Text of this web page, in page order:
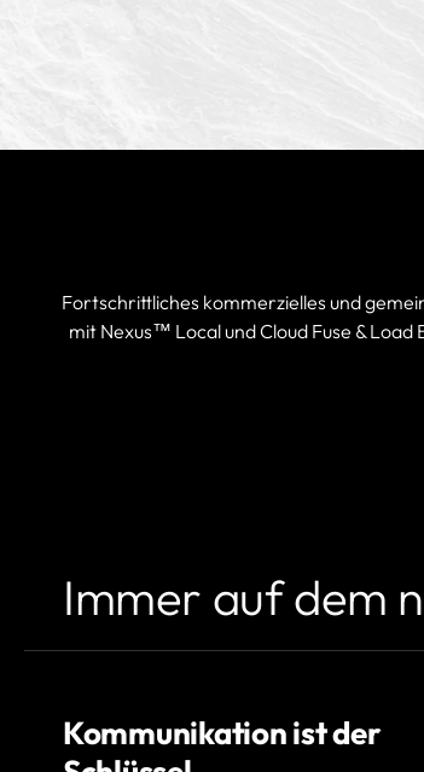
Fortschrittliches kommerzielles und
mit Nexus™ Local und Cloud Fuse &
Immer auf dem
Kommunikation ist der